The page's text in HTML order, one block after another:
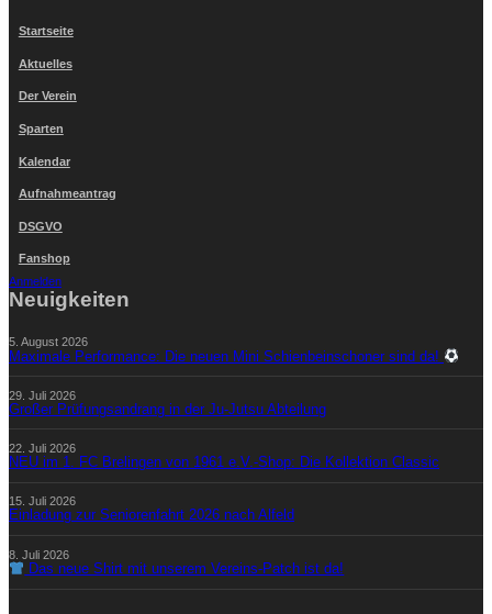
Startseite
Aktuelles
Der Verein
Sparten
Kalendar
Aufnahmeantrag
DSGVO
Fanshop
Anmelden
Neuigkeiten
5. August 2026
Maximale Performance: Die neuen Mini Schienbeinschoner sind da!
29. Juli 2026
Großer Prüfungsandrang in der Ju-Jutsu Abteilung
22. Juli 2026
NEU im 1. FC Brelingen von 1961 e.V.-Shop: Die Kollektion Classic
15. Juli 2026
Einladung zur Seniorenfahrt 2026 nach Alfeld
8. Juli 2026
Das neue Shirt mit unserem Vereins-Patch ist da!